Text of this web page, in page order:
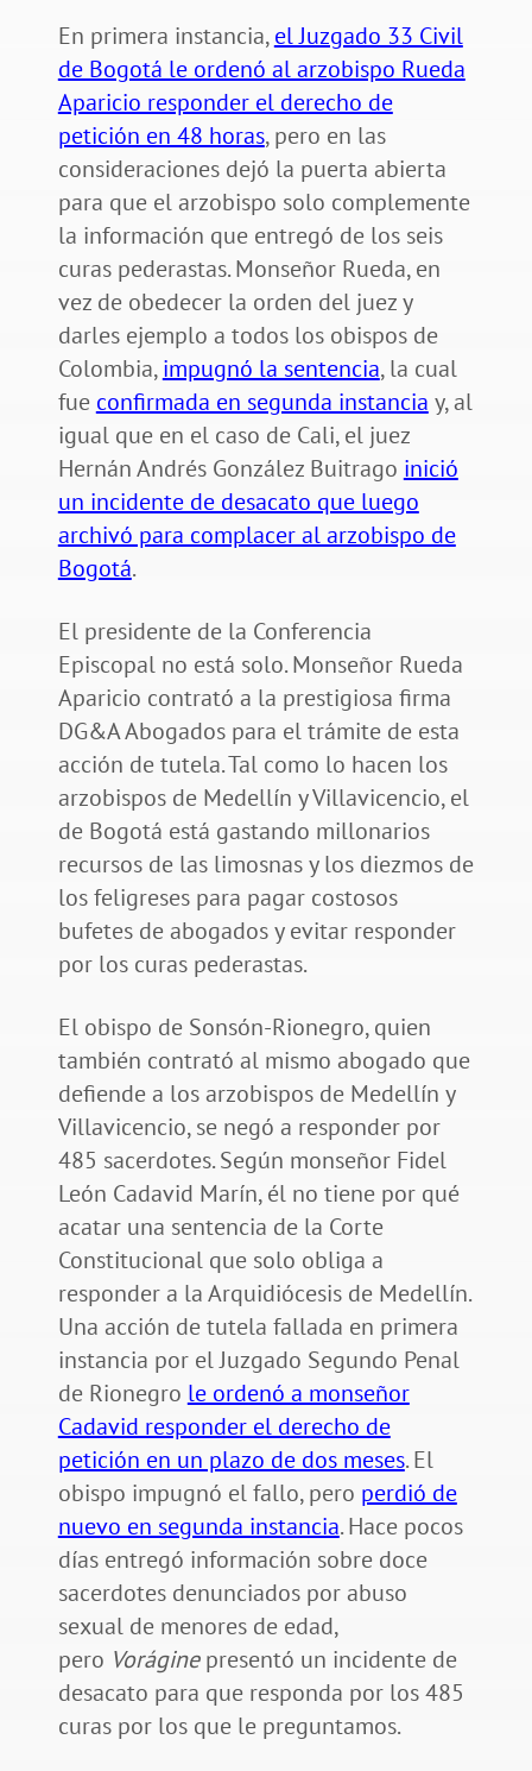
En primera instancia,el Juzgado 33 Civil
de Bogotá le ordenó al arzobispo Rueda
Aparicio responder el derecho de
petición en 48 horas, pero en las
consideraciones dejó la puerta abierta
para que el arzobispo solo complemente
la información que entregó de los seis
curas pederastas. Monseñor Rueda, en
vez de obedecer la orden del juez y
darles ejemplo a todos los obispos de
Colombia,impugnó la sentencia, la cual
fue confirmada en segunda instancia y, al
igual que en el caso de Cali, el juez
Hernán Andrés González Buitrago inició
un incidente de desacato que luego
archivó para complacer al arzobispo de
Bogotá.
El presidente de la Conferencia
Episcopal no está solo. Monseñor Rueda
Aparicio contrató a la prestigiosa firma
DG&A Abogados para el trámite de esta
acción de tutela. Tal como lo hacen los
arzobispos de Medellín y Villavicencio, el
de Bogotá está gastando millonarios
recursos de las limosnas y los diezmos de
los feligreses para pagar costosos
bufetes de abogados y evitar responder
por los curas pederastas.
El obispo de Sonsón-Rionegro, quien
también contrató al mismo abogado que
defiende a los arzobispos de Medellín y
Villavicencio, se negó a responder por
485 sacerdotes. Según monseñor Fidel
León Cadavid Marín, él no tiene por qué
acatar una sentencia de la Corte
Constitucional que solo obliga a
responder a la Arquidiócesis de Medellín.
Una acción de tutela fallada en primera
instancia por el Juzgado Segundo Penal
de Rionegro le ordenó a monseñor
Cadavid responder el derecho de
petición en un plazo de dos meses. El
obispo impugnó el fallo, pero perdió de
nuevo en segunda instancia. Hace pocos
días entregó información sobre doce
sacerdotes denunciados por abuso
sexual de menores de edad,
pero Voráginepresentó un incidente de
desacato para que responda por los 485
curas por los que le preguntamos.